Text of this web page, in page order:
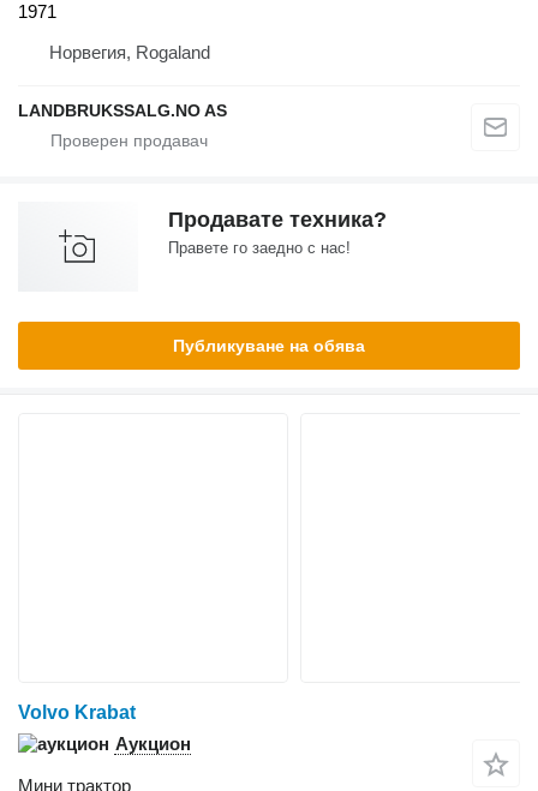
1971
Норвегия, Rogaland
LANDBRUKSSALG.NO AS
Продавате техника?
Правете го заедно с нас!
Публикуване на обява
Volvo Krabat
Аукцион
Мини трактор